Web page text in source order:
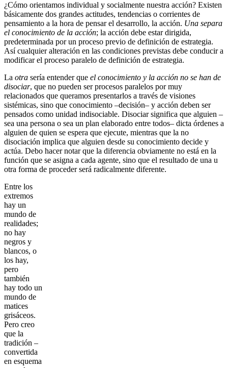
¿Cómo orientamos individual y socialmente nuestra acción? Existen
básicamente dos grandes actitudes, tendencias o corrientes de
pensamiento a la hora de pensar el desarrollo, la acción. Una separa
el conocimiento de la acción; la acción debe estar dirigida,
predeterminada por un proceso previo de definición de estrategia.
Así cualquier alteración en las condiciones previstas debe conducir a
modificar el proceso paralelo de definición de estrategia.
La otra sería entender que el conocimiento y la acción no se han de
disociar, que no pueden ser procesos paralelos por muy
relacionados que queramos presentarlos a través de visiones
sistémicas, sino que conocimiento –decisión– y acción deben ser
pensados como unidad indisociable. Disociar significa que alguien –
sea una persona o sea un plan elaborado entre todos– dicta órdenes a
alguien de quien se espera que ejecute, mientras que la no
disociación implica que alguien desde su conocimiento decide y
actúa. Debo hacer notar que la diferencia obviamente no está en la
función que se asigna a cada agente, sino que el resultado de una u
otra forma de proceder será radicalmente diferente.
Entre los
extremos
hay un
mundo de
realidades;
no hay
negros y
blancos, o
los hay,
pero
también
hay todo un
mundo de
matices
grisáceos.
Pero creo
que la
tradición –
convertida
en esquema